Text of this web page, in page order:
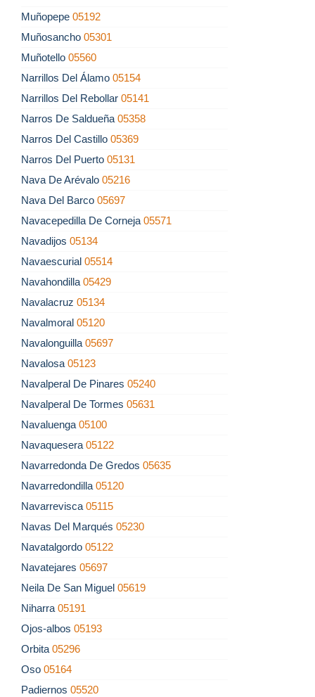
Muñopepe 05192
Muñosancho 05301
Muñotello 05560
Narrillos Del Álamo 05154
Narrillos Del Rebollar 05141
Narros De Saldueña 05358
Narros Del Castillo 05369
Narros Del Puerto 05131
Nava De Arévalo 05216
Nava Del Barco 05697
Navacepedilla De Corneja 05571
Navadijos 05134
Navaescurial 05514
Navahondilla 05429
Navalacruz 05134
Navalmoral 05120
Navalonguilla 05697
Navalosa 05123
Navalperal De Pinares 05240
Navalperal De Tormes 05631
Navaluenga 05100
Navaquesera 05122
Navarredonda De Gredos 05635
Navarredondilla 05120
Navarrevisca 05115
Navas Del Marqués 05230
Navatalgordo 05122
Navatejares 05697
Neila De San Miguel 05619
Niharra 05191
Ojos-albos 05193
Orbita 05296
Oso 05164
Padiernos 05520